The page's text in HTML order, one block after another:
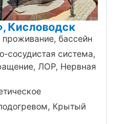
Кисловодск
проживание, бассейн
сосудистая система,
ЛОР, Нервная
Крытый